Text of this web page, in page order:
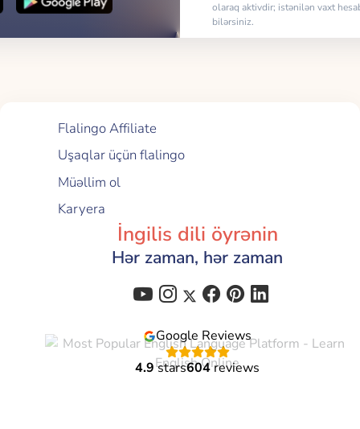
olaraq aktivdir; istənilən vaxt
bilərsiniz.
Flalingo Affiliate
Uşaqlar üçün flalingo
Müəllim ol
Karyera
İngilis dili öyrənin
Hər zaman, hər zaman
Google Reviews
4.9stars604reviews